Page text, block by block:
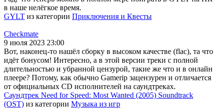
в наше нелёгкое время.
GYLT из категории Приключения и Квесты
Checkmate
9 июля 2023 23:00
Вот, наконец-то нашёл сборку в высоком качестве (flac), та что
идёт бонусом! Интересно, а в этой версии треки с полной
длительностью и убранной цензурой, такие же что и в онлайн
плеере? Потому, как обычно Gamerip зацензурен и отличается
от официальных CD исполнителей на саундтреках.
Саундтрек Need for Speed: Most Wanted (2005) Soundtrack
(OST) из категории Музыка из игр